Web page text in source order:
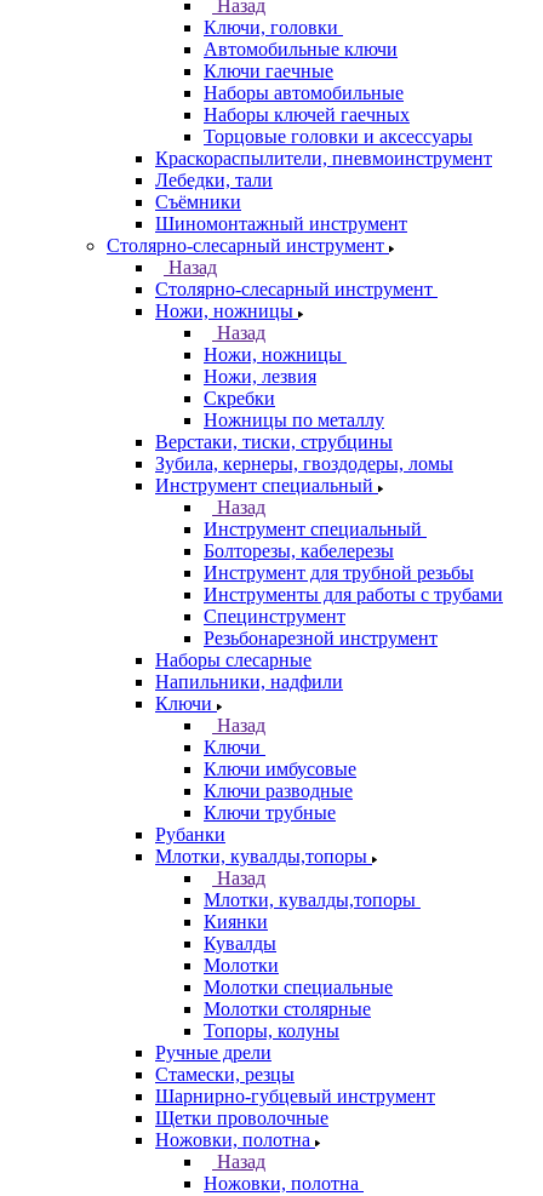
Назад
Ключи, головки
Автомобильные ключи
Ключи гаечные
Наборы автомобильные
Наборы ключей гаечных
Торцовые головки и аксессуары
Краскораспылители, пневмоинструмент
Лебедки, тали
Съёмники
Шиномонтажный инструмент
Столярно-слесарный инструмент
Назад
Столярно-слесарный инструмент
Ножи, ножницы
Назад
Ножи, ножницы
Ножи, лезвия
Скребки
Ножницы по металлу
Верстаки, тиски, струбцины
Зубила, кернеры, гвоздодеры, ломы
Инструмент специальный
Назад
Инструмент специальный
Болторезы, кабелерезы
Инструмент для трубной резьбы
Инструменты для работы с трубами
Специнструмент
Резьбонарезной инструмент
Наборы слесарные
Напильники, надфили
Ключи
Назад
Ключи
Ключи имбусовые
Ключи разводные
Ключи трубные
Рубанки
Млотки, кувалды,топоры
Назад
Млотки, кувалды,топоры
Киянки
Кувалды
Молотки
Молотки специальные
Молотки столярные
Топоры, колуны
Ручные дрели
Стамески, резцы
Шарнирно-губцевый инструмент
Щетки проволочные
Ножовки, полотна
Назад
Ножовки, полотна